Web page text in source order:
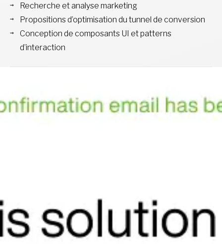
Recherche et analyse marketing
Propositions d’optimisation du tunnel de conversion
Conception de composants UI et patterns
d’interaction